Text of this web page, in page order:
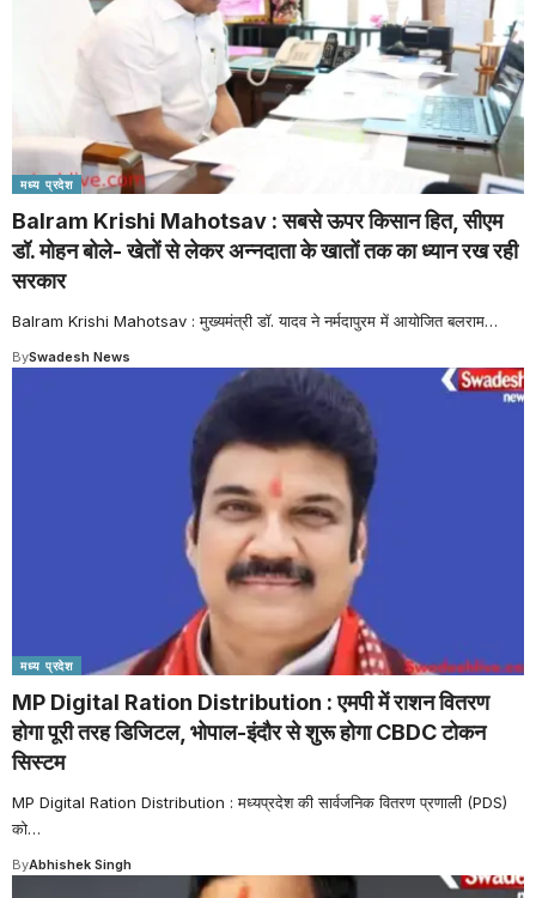
मध्य प्रदेश
Balram Krishi Mahotsav : सबसे ऊपर किसान हित, सीएम
डॉ. मोहन बोले- खेतों से लेकर अन्नदाता के खातों तक का ध्यान रख रही
सरकार
Balram Krishi Mahotsav : मुख्यमंत्री डॉ. यादव ने नर्मदापुरम में आयोजित बलराम…
BySwadesh News
मध्य प्रदेश
MP Digital Ration Distribution : एमपी में राशन वितरण
होगा पूरी तरह डिजिटल, भोपाल-इंदौर से शुरू होगा CBDC टोकन
सिस्टम
MP Digital Ration Distribution : मध्यप्रदेश की सार्वजनिक वितरण प्रणाली (PDS)
को…
ByAbhishek Singh